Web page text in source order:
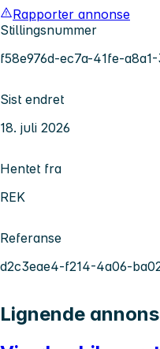
Rapporter annonse
Stillingsnummer
f58e976d-ec7a-41fe-
Sist endret
18. juli 2026
Hentet fra
REK
Referanse
d2c3eae4-f214-4a06-
Lignende